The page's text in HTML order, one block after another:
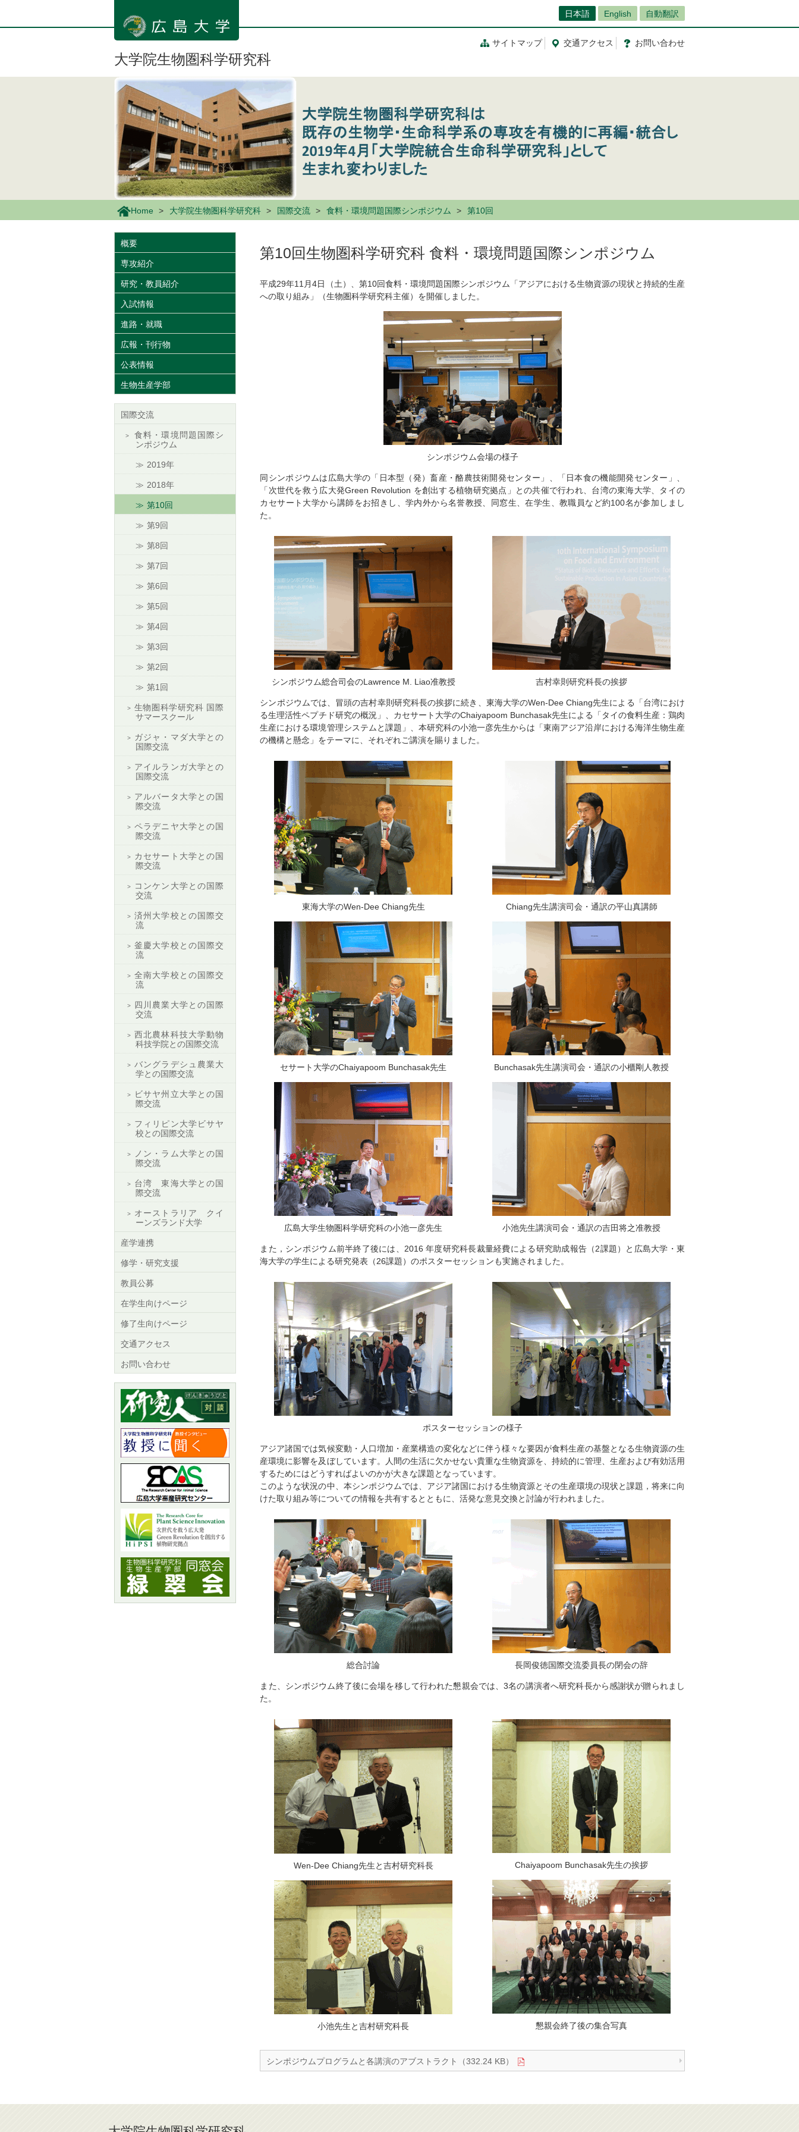
ン
日本語 English 自動翻訳
サイトマップ 交通アクセス お問い合わせ
大学院生物圏科学研究科
Home 大学院生物圏科学研究科 国際交流 食料・環境問題国際シンポジウム 第10回
第10回生物圏科学研究科 食料・環境問題国際シンポジウム
平成29年11月4日（土）、第10回食料・環境問題国際シンポジウム「アジアにおける生物資源の現状と持続的生産
への取り組み」（生物圏科学研究科主催）を開催しました。
シンポジウム会場の様子
同シンポジウムは広島大学の「日本型（発）畜産・酪農技術開発センター」、「日本食の機能開発センター」、
「次世代を救う広大発Green Revolution を創出する植物研究拠点」との共催で行われ、台湾の東海大学、タイの
カセサート大学から講師をお招きし、学内外から名誉教授、同窓生、在学生、教職員など約100名が参加しまし
た。
シンポジウム総合司会のLawrence M. Liao准教授 吉村幸則研究科長の挨拶
シンポジウムでは、冒頭の吉村幸則研究科長の挨拶に続き、東海大学のWen-Dee Chiang先生による「台湾におけ
る生理活性ペプチド研究の概況」、カセサート大学のChaiyapoom Bunchasak先生による「タイの食料生産：鶏肉
生産における環境管理システムと課題」、本研究科の小池一彦先生からは「東南アジア沿岸における海洋生物生産
の機構と懸念」をテーマに、それぞれご講演を賜りました。
東海大学のWen-Dee Chiang先生
セサート大学のChaiyapoom Bunchasak先生
広島大学生物圏科学研究科の小池一彦先生
Chiang先生講演司会・通訳の平山真講師
Bunchasak先生講演司会・通訳の小櫃剛人教授
小池先生講演司会・通訳の吉田将之准教授
また，シンポジウム前半終了後には、2016 年度研究科長裁量経費による研究助成報告（2課題）と広島大学・東
海大学の学生による研究発表（26課題）のポスターセッションも実施されました。
ポスターセッションの様子
アジア諸国では気候変動・人口増加・産業構造の変化などに伴う様々な要因が食料生産の基盤となる生物資源の生
産環境に影響を及ぼしています。人間の生活に欠かせない貴重な生物資源を、持続的に管理、生産および有効活用
するためにはどうすればよいのかが大きな課題となっています。
このような状況の中、本シンポジウムでは、アジア諸国における生物資源とその生産環境の現状と課題，将来に向
けた取り組み等についての情報を共有するとともに、活発な意見交換と討論が行われました。
総合討論 長岡俊徳国際交流委員長の閉会の辞
また、シンポジウム終了後に会場を移して行われた懇親会では、3名の講演者へ研究科長から感謝状が贈られまし
た。
Wen-Dee Chiang先生と吉村研究科長
小池先生と吉村研究科長
Chaiyapoom Bunchasak先生の挨拶
懇親会終了後の集合写真
シンポジウムプログラムと各講演のアブストラクト（332.24 KB）
概要
専攻紹介
研究・教員紹介
入試情報
進路・就職
広報・刊行物
公表情報
生物生産学部
国際交流
食料・環境問題国際シ
ンポジウム
2019年
2018年
第10回
第9回
第8回
第7回
第6回
第5回
第4回
第3回
第2回
第1回
生物圏科学研究科 国際
サマースクール
ガジャ・マダ大学との
国際交流
アイルランガ大学との
国際交流
アルバータ大学との国
際交流
ペラデニヤ大学との国
際交流
カセサート大学との国
際交流
コンケン大学との国際
交流
済州大学校との国際交
流
釜慶大学校との国際交
流
全南大学校との国際交
流
四川農業大学との国際
交流
西北農林科技大学動物
科技学院との国際交流
バングラデシュ農業大
学との国際交流
ビサヤ州立大学との国
際交流
フィリピン大学ビサヤ
校との国際交流
ノン・ラム大学との国
際交流
台湾 東海大学との国
際交流
オーストラリア クイ
ーンズランド大学
産学連携
修学・研究支援
教員公募
在学生向けページ
修了生向けページ
交通アクセス
お問い合わせ